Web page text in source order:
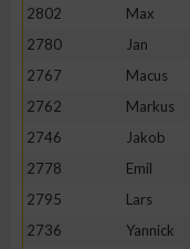
2802
Max
2780
Jan
2767
Macus
2762
Markus
2746
Jakob
2778
Emil
2795
Lars
2736
Yannick